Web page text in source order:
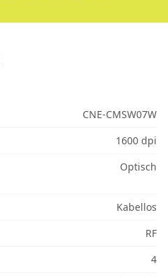
CNE-CMSW07W
1600 dpi
Optisch
Kabellos
RF
4